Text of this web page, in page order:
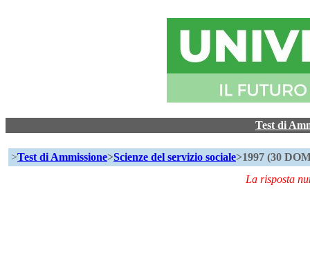
Test di
>Test di Ammissione>Scienze del servizio sociale>1997 (30
La risposta